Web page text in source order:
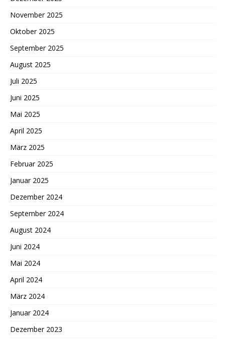
November 2025
Oktober 2025
September 2025
August 2025
Juli 2025
Juni 2025
Mai 2025
April 2025
März 2025
Februar 2025
Januar 2025
Dezember 2024
September 2024
August 2024
Juni 2024
Mai 2024
April 2024
März 2024
Januar 2024
Dezember 2023